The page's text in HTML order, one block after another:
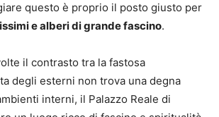
questo è proprio il posto giusto per
e alberi di grande fascino.
il contrasto tra la fastosa
degli esterni non trova una degna
interni, il Palazzo Reale di